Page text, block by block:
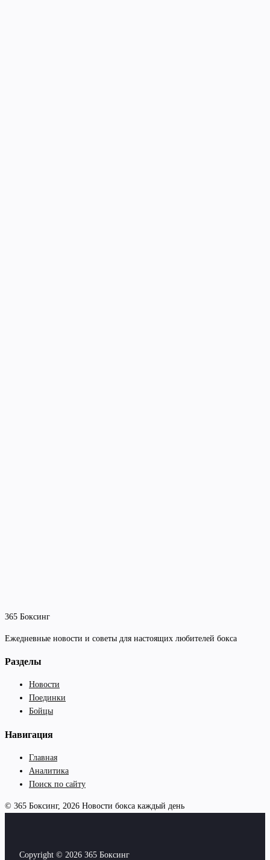
365 Боксинг
Ежедневные новости и советы для настоящих любителей бокса
Разделы
Новости
Поединки
Бойцы
Навигация
Главная
Аналитика
Поиск по сайту
© 365 Боксинг, 2026 Новости бокса каждый день
Copyright © 2026 365 Боксинг